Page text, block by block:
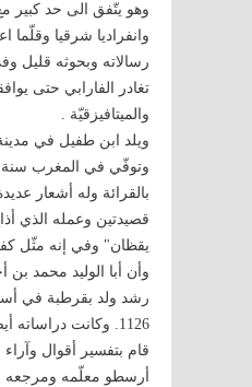
وهو يتّفق الى حد كبير
وانفراديا شرقيا وقلّما
رسالاته وبحوثه قليل
تغادر الفارابي حتى
والميتافيزقيّة .
ويلد ابن طفيل في
بالقرائة وله أشعار
قصيدتين وعمله الذي
يقظان" وفي إنه مثّل
وأن أبا الوليد محمد
رشد ولد بقرطبة في
1126. وكانت
قام بتفسير أقوال
أرسطو معلّمه ومرجعه